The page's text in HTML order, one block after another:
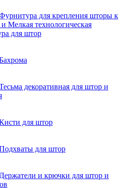
для крепления шторы к
Мелкая технологическая
для штор
декоративная для штор и
для штор
для штор
Держатели и крючки для штор и